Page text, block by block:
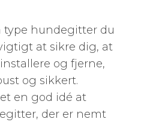
type hundegitter du
at sikre dig, at
og fjerne,
og sikkert.
en god idé at
der er nemt